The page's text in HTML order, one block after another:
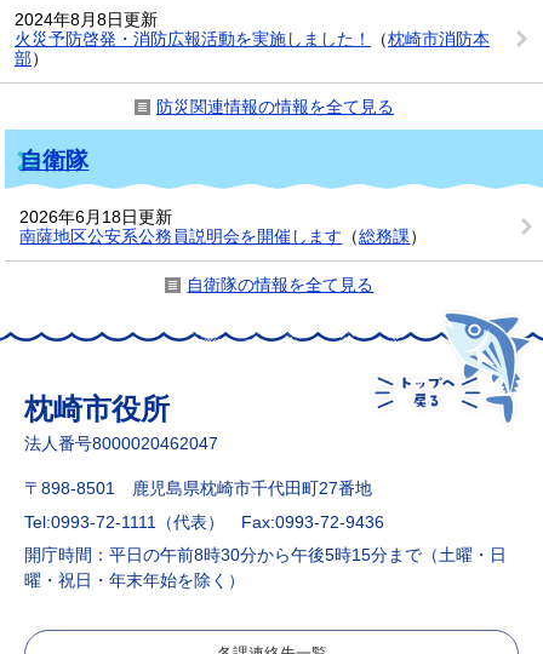
2024年8月8日更新
火災予防啓発・消防広報活動を実施しました！
（枕崎市消防本
部）
防災関連情報の情報を全て見る
自衛隊
2026年6月18日更新
南薩地区公安系公務員説明会を開催します （総務課）
自衛隊の情報を全て見る
枕崎市役所
法人番号8000020462047
〒898-8501 鹿児島県枕崎市千代田町27番地
Tel:0993-72-1111（代表）
Fax:0993-72-9436
開庁時間：平日の午前8時30分から午後5時15分まで（土曜・日
曜・祝日・年末年始を除く）